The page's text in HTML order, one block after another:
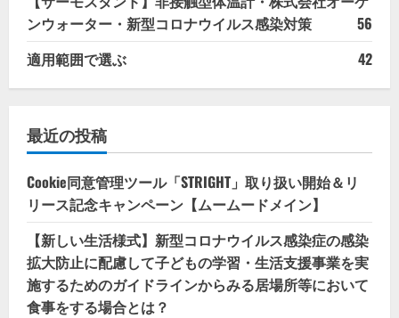
ンウォーター・新型コロナウイルス感染対策
56
適用範囲で選ぶ
42
最近の投稿
Cookie同意管理ツール「STRIGHT」取り扱い開始＆リ
リース記念キャンペーン【ムームードメイン】
【新しい生活様式】新型コロナウイルス感染症の感染
拡大防止に配慮して子どもの学習・生活支援事業を実
施するためのガイドラインからみる居場所等において
食事をする場合とは？